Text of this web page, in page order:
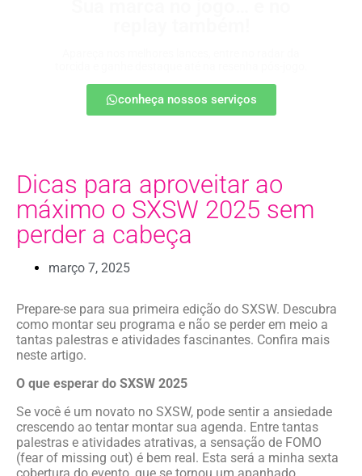
conheça nossos serviços
Dicas para aproveitar ao
máximo o SXSW 2025 sem
perder a cabeça
março 7, 2025
Prepare-se para sua primeira edição do SXSW. Descubra
como montar seu programa e não se perder em meio a
tantas palestras e atividades fascinantes. Confira mais
neste artigo.
O que esperar do SXSW 2025
Se você é um novato no SXSW, pode sentir a ansiedade
crescendo ao tentar montar sua agenda. Entre tantas
palestras e atividades atrativas, a sensação de FOMO
(fear of missing out) é bem real. Esta será a minha sexta